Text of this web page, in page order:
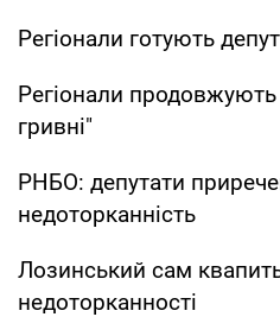
Регіонали готують
Регіонали
гривні"
РНБО: депутати
недоторканність
Лозинський сам
недоторканності